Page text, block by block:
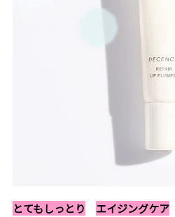
とてもしっとり エイジングケア